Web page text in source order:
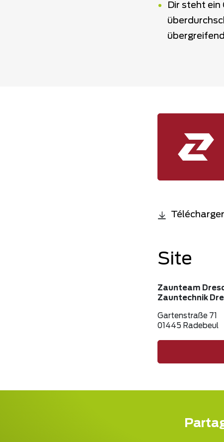
Dir steht
Site
Zaunteam
Zauntechnik
Gartenstraße 71
01445 Radebeul